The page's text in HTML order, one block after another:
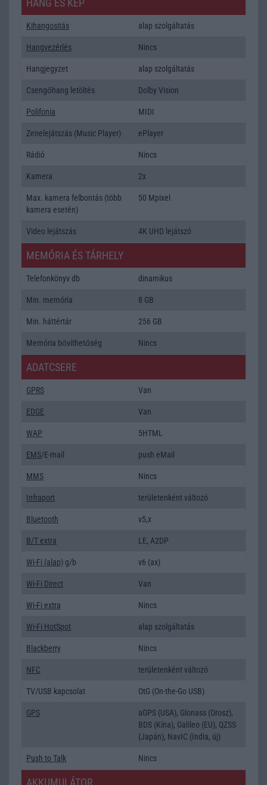
Kihangositás alap szolgáltatás
Hangvezérlés Nincs
Hangjegyzet alap szolgáltatás
Csengőhang letöltés Dolby Vision
Polifonia MIDI
Zenelejátszás (Music Player) ePlayer
Rádió Nincs
Kamera 2x
Max. kamera felbontás (több
kamera esetén)
50 Mpixel
Video lejátszás 4K UHD lejátszó
MEMÓRIA ÉS TÁRHELY
Telefonkönyv db dinamikus
Min. memória 8 GB
Min. háttértár 256 GB
Memória bővíthetőség Nincs
ADATCSERE
GPRS Van
EDGE Van
WAP 5HTML
EMS/E-mail push eMail
MMS Nincs
Infraport területenként változó
Bluetooth v5,x
B/T extra LE, A2DP
Wi-Fi (alap) g/b v6 (ax)
Wi-Fi Direct Van
Wi-Fi extra Nincs
Wi-Fi HotSpot alap szolgáltatás
Blackberry Nincs
NFC területenként változó
TV/USB kapcsolat OtG (On-the-Go USB)
GPS
aGPS (USA), Glonass (Orosz),
BDS (Kína), Galileo (EU), QZSS
(Japán), NavIC (India, új)
Push to Talk Nincs
AKKUMULÁTOR